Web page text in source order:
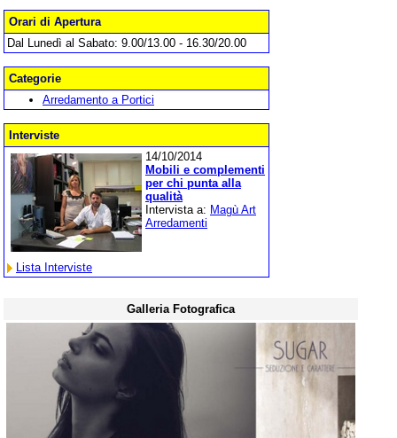
Orari di Apertura
Dal Lunedì al Sabato: 9.00/13.00 - 16.30/20.00
Categorie
Arredamento a Portici
Interviste
14/10/2014
Mobili e complementi
per chi punta alla
qualità
Intervista a: Magù Art
Arredamenti
Lista Interviste
Galleria Fotografica